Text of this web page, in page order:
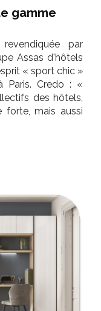
gamme
par
Assas d'hôtels
« sport chic »
Paris. Credo : «
des hôtels,
forte, mais aussi